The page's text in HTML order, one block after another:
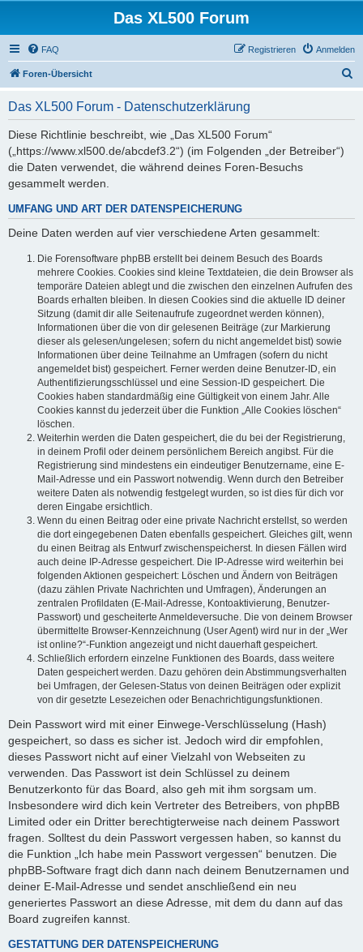
Das XL500 Forum
FAQ Anmelden
Registrieren
Foren-Übersicht
Das XL500 Forum - Datenschutzerklärung
Diese Richtlinie beschreibt, wie „Das XL500 Forum“
(„https://www.xl500.de/abcdef3.2“) (im Folgenden „der Betreiber“)
die Daten verwendet, die während deines Foren-Besuchs
gesammelt werden.
UMFANG UND ART DER DATENSPEICHERUNG
Deine Daten werden auf vier verschiedene Arten gesammelt:
Die Forensoftware phpBB erstellt bei deinem Besuch des Boards
mehrere Cookies. Cookies sind kleine Textdateien, die dein Browser als
temporäre Dateien ablegt und die zwischen den einzelnen Aufrufen des
Boards erhalten bleiben. In diesen Cookies sind die aktuelle ID deiner
Sitzung (damit dir alle Seitenaufrufe zugeordnet werden können),
Informationen über die von dir gelesenen Beiträge (zur Markierung
dieser als gelesen/ungelesen; sofern du nicht angemeldet bist) sowie
Informationen über deine Teilnahme an Umfragen (sofern du nicht
angemeldet bist) gespeichert. Ferner werden deine Benutzer-ID, ein
Authentifizierungsschlüssel und eine Session-ID gespeichert. Die
Cookies haben standardmäßig eine Gültigkeit von einem Jahr. Alle
Cookies kannst du jederzeit über die Funktion „Alle Cookies löschen“
löschen.
Weiterhin werden die Daten gespeichert, die du bei der Registrierung,
in deinem Profil oder deinem persönlichem Bereich angibst. Für die
Registrierung sind mindestens ein eindeutiger Benutzername, eine E-
Mail-Adresse und ein Passwort notwendig. Wenn durch den Betreiber
weitere Daten als notwendig festgelegt wurden, so ist dies für dich vor
deren Eingabe ersichtlich.
Wenn du einen Beitrag oder eine private Nachricht erstellst, so werden
die dort eingegebenen Daten ebenfalls gespeichert. Gleiches gilt, wenn
du einen Beitrag als Entwurf zwischenspeicherst. In diesen Fällen wird
auch deine IP-Adresse gespeichert. Die IP-Adresse wird weiterhin bei
folgenden Aktionen gespeichert: Löschen und Ändern von Beiträgen
(dazu zählen Private Nachrichten und Umfragen), Änderungen an
zentralen Profildaten (E-Mail-Adresse, Kontoaktivierung, Benutzer-
Passwort) und gescheiterte Anmeldeversuche. Die von deinem Browser
übermittelte Browser-Kennzeichnung (User Agent) wird nur in der „Wer
ist online?“-Funktion angezeigt und nicht dauerhaft gespeichert.
Schließlich erfordern einzelne Funktionen des Boards, dass weitere
Daten gespeichert werden. Dazu gehören dein Abstimmungsverhalten
bei Umfragen, der Gelesen-Status von deinen Beiträgen oder explizit
von dir gesetzte Lesezeichen oder Benachrichtigungsfunktionen.
Dein Passwort wird mit einer Einwege-Verschlüsselung (Hash)
gespeichert, so dass es sicher ist. Jedoch wird dir empfohlen,
dieses Passwort nicht auf einer Vielzahl von Webseiten zu
verwenden. Das Passwort ist dein Schlüssel zu deinem
Benutzerkonto für das Board, also geh mit ihm sorgsam um.
Insbesondere wird dich kein Vertreter des Betreibers, von phpBB
Limited oder ein Dritter berechtigterweise nach deinem Passwort
fragen. Solltest du dein Passwort vergessen haben, so kannst du
die Funktion „Ich habe mein Passwort vergessen“ benutzen. Die
phpBB-Software fragt dich dann nach deinem Benutzernamen und
deiner E-Mail-Adresse und sendet anschließend ein neu
generiertes Passwort an diese Adresse, mit dem du dann auf das
Board zugreifen kannst.
GESTATTUNG DER DATENSPEICHERUNG